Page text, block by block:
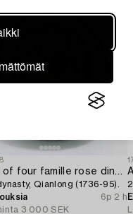
A set of four famille rose dinner plates,
Qianlong (1736-95).
6p 2 h
3 000 SEK